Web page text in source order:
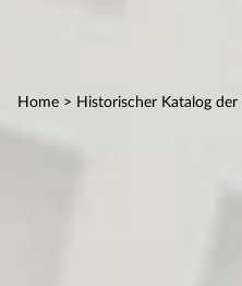
Home > Historischer Katalog